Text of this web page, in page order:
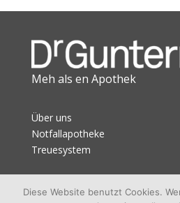
Meh als en Apothek
Über uns
Notfallapotheke
Treuesystem
Datenschutz
Diese Website benutzt Cookies.